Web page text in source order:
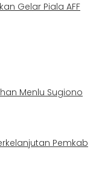
Gelar Piala AFF
Menlu Sugiono
Pemkab